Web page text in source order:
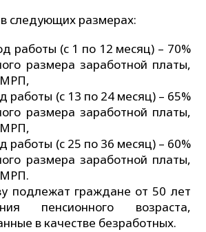
следующих размерах:
работы (с 1 по 12 месяц) – 70%
размера заработной платы,
МРП,
работы (с 13 по 24 месяц) – 65%
размера заработной платы,
МРП,
работы (с 25 по 36 месяц) – 60%
размера заработной платы,
МРП.
подлежат граждане от 50 лет
пенсионного возраста,
в качестве безработных.